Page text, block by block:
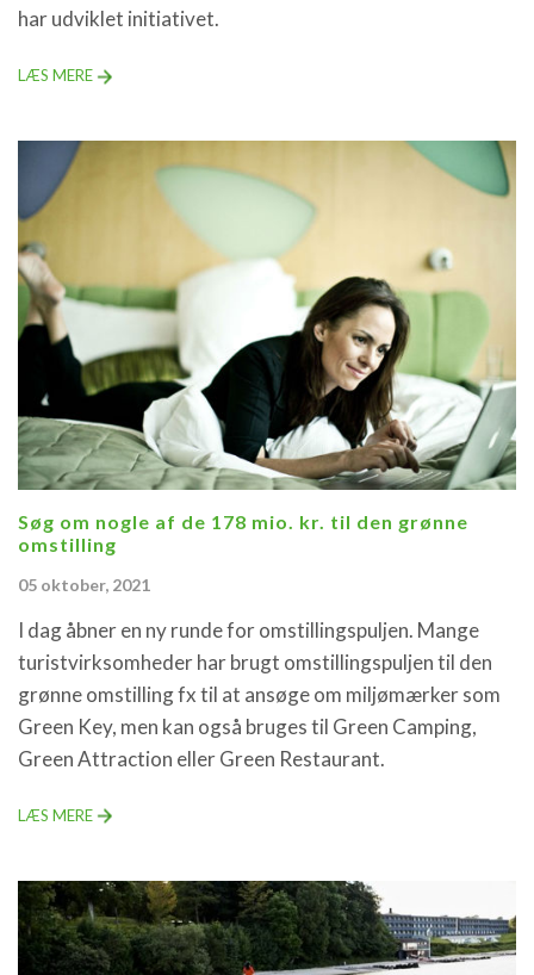
har udviklet initiativet.
LÆS MERE
Søg om nogle af de 178 mio. kr. til den grønne
omstilling
05 oktober, 2021
I dag åbner en ny runde for omstillingspuljen. Mange
turistvirksomheder har brugt omstillingspuljen til den
grønne omstilling fx til at ansøge om miljømærker som
Green Key, men kan også bruges til Green Camping,
Green Attraction eller Green Restaurant.
LÆS MERE